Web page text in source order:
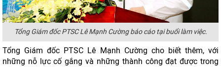
Tổng Giám đốc PTSC Lê Mạnh Cường báo cáo tại buổi làm việc.
Tổng Giám đốc PTSC Lê Mạnh Cường cho biết thêm, với
những nỗ lực cố gắng và những thành công đạt được trong